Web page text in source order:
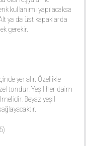
kullanımı yapılacaksa
ya da üst kapaklarda
gerekir.
yer alır. Özellikle
tondur. Yeşil her daim
Beyaz yeşil